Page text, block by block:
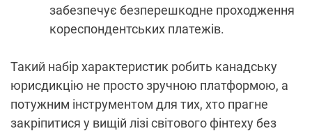
забезпечує безперешкодне проходження
кореспондентських платежів.
Такий набір характеристик робить канадську
юрисдикцію не просто зручною платформою, а
потужним інструментом для тих, хто прагне
закріпитися у вищій лізі світового фінтеху без